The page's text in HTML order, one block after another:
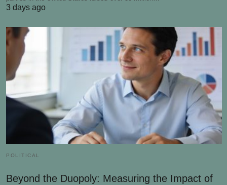
3 days ago
POLITICAL
Beyond the Duopoly: Measuring the Impact of